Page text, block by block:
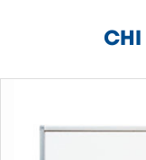
CHI